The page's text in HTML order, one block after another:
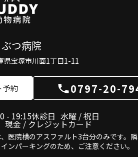
つ病院
県宝塚市川面1丁目1-11
予約 0797-20-
- 19:15休診日 水曜 / 祝日
現金 / クレジットカード
医院横のアスファルト3台分のみです。
ンパーキングのため、ご注意ください。